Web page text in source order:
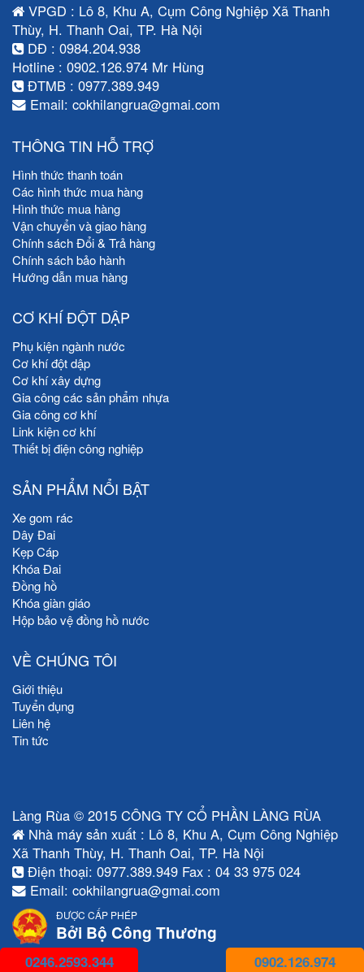
VPGD : Lô 8, Khu A, Cụm Công Nghiệp Xã Thanh
Thùy, H. Thanh Oai, TP. Hà Nội
DĐ : 0984.204.938
Hotline : 0902.126.974 Mr Hùng
ĐTMB : 0977.389.949
Email: cokhilangrua@gmai.com
THÔNG TIN HỖ TRỢ
Hình thức thanh toán
Các hình thức mua hàng
Hình thức mua hàng
Vận chuyển và giao hàng
Chính sách Đổi & Trả hàng
Chính sách bảo hành
Hướng dẫn mua hàng
CƠ KHÍ ĐỘT DẬP
Phụ kiện ngành nước
Cơ khí đột dập
Cơ khí xây dựng
Gia công các sản phẩm nhựa
Gia công cơ khí
Link kiện cơ khí
Thiết bị điện công nghiệp
SẢN PHẨM NỔI BẬT
Xe gom rác
Dây Đai
Kẹp Cáp
Khóa Đai
Đồng hồ
Khóa giàn giáo
Hộp bảo vệ đồng hồ nước
VỀ CHÚNG TÔI
Giới thiệu
Tuyển dụng
Liên hệ
Tin tức
Làng Rùa © 2015 CÔNG TY CỔ PHẦN LÀNG RÙA
Nhà máy sản xuất : Lô 8, Khu A, Cụm Công Nghiệp
Xã Thanh Thùy, H. Thanh Oai, TP. Hà Nội
Điện thoại: 0977.389.949 Fax : 04 33 975 024
Email: cokhilangrua@gmai.com
ĐƯỢC CẤP PHÉP
Bởi Bộ Công Thương
0902.126.974
0246.2593.344